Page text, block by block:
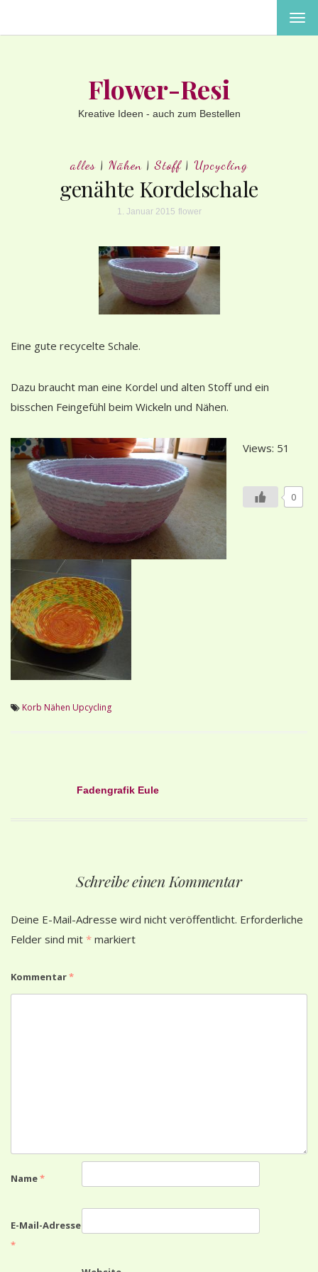
Flower-Resi
Kreative Ideen - auch zum Bestellen
alles | Nähen |Stoff| Upcycling
genähte Kordelschale
1. Januar 2015 flower
Eine gute recycelte Schale.
Dazu braucht man eine Kordel und alten Stoff und ein
bisschen Feingefühl beim Wickeln und Nähen.
Views: 51
0
Korb Nähen Upcycling
Beitragsnavigation
Fadengrafik Eule
Schreibe einen Kommentar
Deine E-Mail-Adresse wird nicht veröffentlicht. Erforderliche
Felder sind mit * markiert
Kommentar*
Name*
E-Mail-Adresse
*